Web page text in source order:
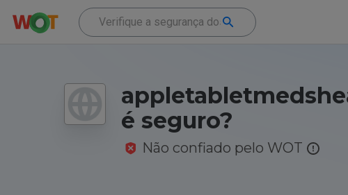
é seguro?
Não confiado pelo WOT